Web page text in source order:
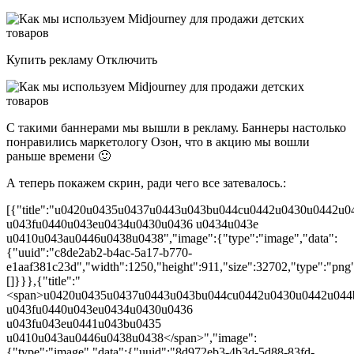
Купить рекламу Отключить
С такими баннерами мы вышли в рекламу. Баннеры настолько
понравились маркетологу Озон, что в акцию мы вошли
раньше времени 🙂
А теперь покажем скрин, ради чего все затевалось.:
u043fu0440u043eu0434u0430u0436 u0434u043e
u0410u043au0446u0438u0438","image":{"type":"image","data":
{"uuid":"c8de2ab2-b4ac-5a17-b770-
[]}}},{"title":"
u043fu0440u043eu0434u0430u0436
u043fu043eu0441u043bu0435
u0410u043au0446u0438u0438</span>","image":